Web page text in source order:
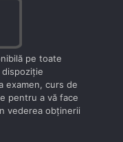
pe toate
examen, curs de
pentru a vă face
vederea obţinerii